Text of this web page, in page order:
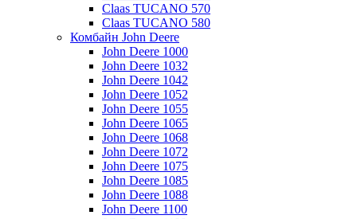
Claas TUCANO 570
Claas TUCANO 580
Комбайн John Deere
John Deere 1000
John Deere 1032
John Deere 1042
John Deere 1052
John Deere 1055
John Deere 1065
John Deere 1068
John Deere 1072
John Deere 1075
John Deere 1085
John Deere 1088
John Deere 1100